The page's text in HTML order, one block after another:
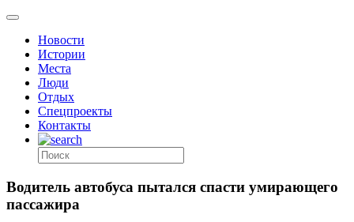
Новости
Истории
Места
Люди
Отдых
Спецпроекты
Контакты
Водитель автобуса пытался спасти умирающего
пассажира